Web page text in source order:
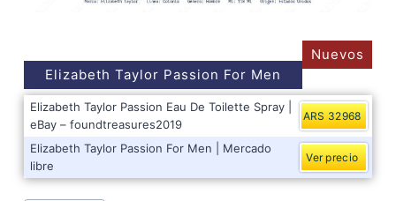
Elizabeth Taylor Passion For Men
Nuevos
Elizabeth Taylor Passion Eau De Toilette Spray |
eBay – foundtreasures2019
ARS 32968
Elizabeth Taylor Passion For Men | Mercado
libre
Ver precio